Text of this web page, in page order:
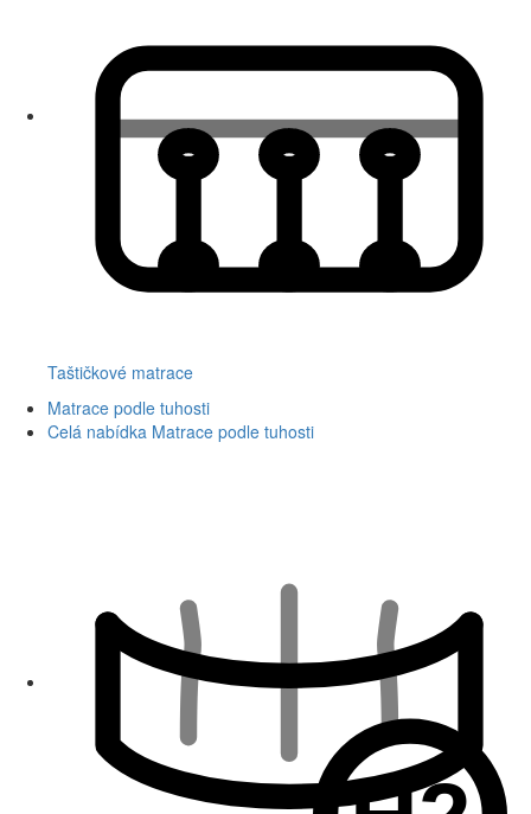
Taštičkové matrace
Matrace podle tuhosti
Celá nabídka Matrace podle tuhosti